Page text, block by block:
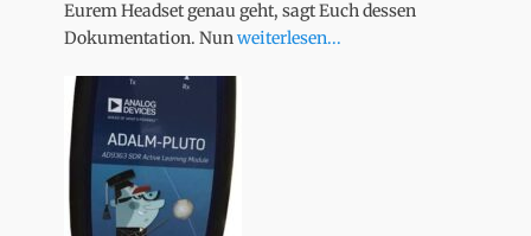
Eurem Headset genau geht, sagt Euch dessen
Dokumentation. Nunweiterlesen...